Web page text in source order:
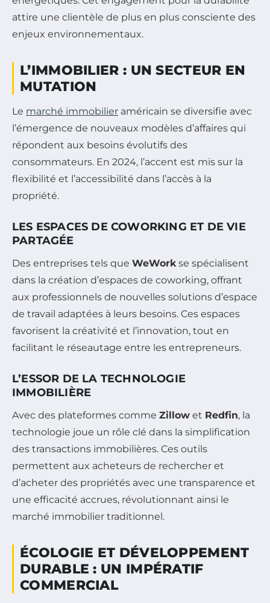
attire une clientèle de plus en plus consciente des
enjeux environnementaux.
L’IMMOBILIER : UN SECTEUR EN
MUTATION
Le marché immobilier américain se diversifie avec
l’émergence de nouveaux modèles d’affaires qui
répondent aux besoins évolutifs des
consommateurs. En 2024, l’accent est mis sur la
flexibilité et l’accessibilité dans l’accès à la
propriété.
LES ESPACES DE COWORKING ET DE VIE
PARTAGÉE
Des entreprises tels que WeWorkse spécialisent
dans la création d’espaces de coworking, offrant
aux professionnels de nouvelles solutions d’espace
de travail adaptées à leurs besoins. Ces espaces
favorisent la créativité et l’innovation, tout en
facilitant le réseautage entre les entrepreneurs.
L’ESSOR DE LA TECHNOLOGIE
IMMOBILIÈRE
Avec des plateformes comme Zillow et Redfin, la
technologie joue un rôle clé dans la simplification
des transactions immobilières. Ces outils
permettent aux acheteurs de rechercher et
d’acheter des propriétés avec une transparence et
une efficacité accrues, révolutionnant ainsi le
marché immobilier traditionnel.
ÉCOLOGIE ET DÉVELOPPEMENT
DURABLE : UN IMPÉRATIF
COMMERCIAL